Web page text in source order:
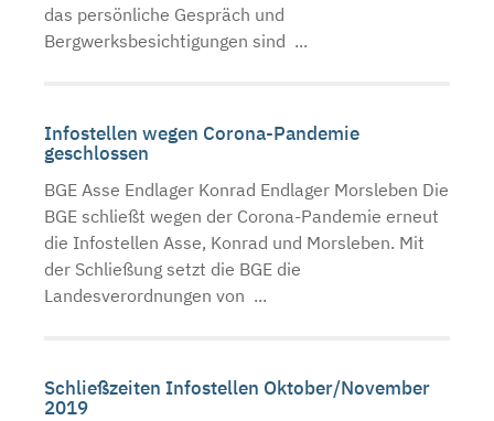
das persönliche Gespräch und
Bergwerksbesichtigungen sind ...
Infostellen wegen Corona-Pandemie
geschlossen
BGE Asse Endlager Konrad Endlager Morsleben Die
BGE schließt wegen der Corona-Pandemie erneut
die Infostellen Asse, Konrad und Morsleben. Mit
der Schließung setzt die BGE die
Landesverordnungen von ...
Schließzeiten Infostellen Oktober/November
2019